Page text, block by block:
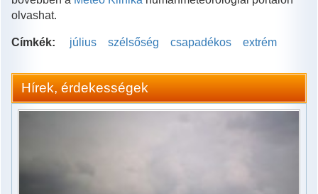
olvashat.
Címkék: július szélsőség csapadékos extrém
Hírek, érdekességek